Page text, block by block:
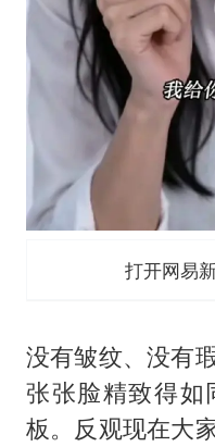
打开网易
没有皱纹、没有
张张脸精致得如
板。反观现在大